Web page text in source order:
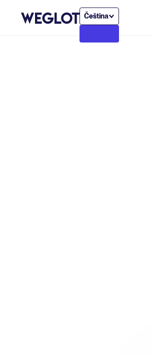
Čeština